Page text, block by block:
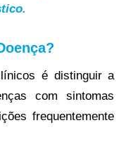
é distinguir a
com sintomas
frequentemente